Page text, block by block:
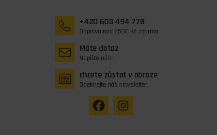
+420 603 494 778
Doprava nad 2500 Kč zdarma
Máte dotaz
Napište nám
chcete zůstat v obraze
Odebírejte náš newsletter